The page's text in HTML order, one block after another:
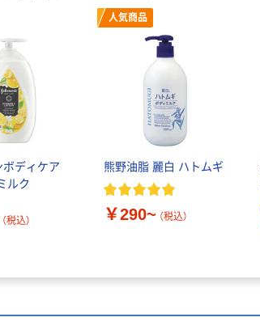
ボディケア
ルク
（税込）
人気商品
熊野油脂 麗白 ハトムギ
￥290~ （税込）